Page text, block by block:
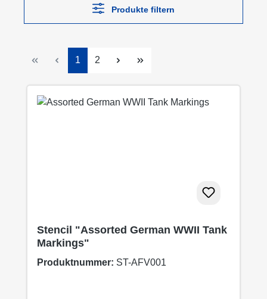
Produkte filtern
Seite
1 Seite
2
Stencil "Assorted German WWII Tank
Markings"
Produktnummer: ST-AFV001